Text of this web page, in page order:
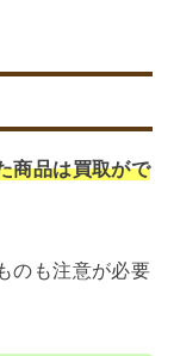
商品は買取がで
のも注意が必要